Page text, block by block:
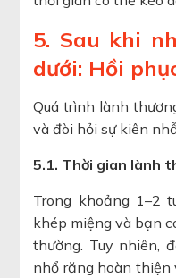
5. Sau khi
dưới: Hồi
Quá trình lành
và đòi hỏi sự kiên
5.1. Thời gian lành
Trong khoảng 1–2
khép miệng và bạn
thường. Tuy nhiên,
nhổ răng hoàn